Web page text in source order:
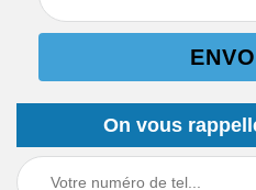
On vous